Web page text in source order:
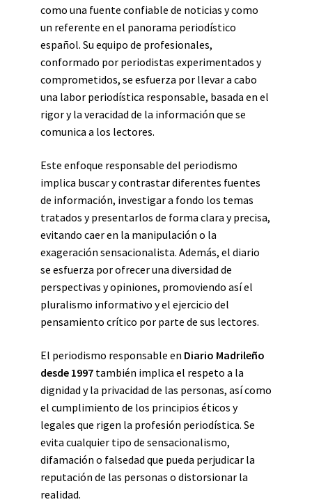
como una fuente confiable de noticias y como
un referente en el panorama periodístico
español. Su equipo de profesionales,
conformado por periodistas experimentados y
comprometidos, se esfuerza por llevar a cabo
una labor periodística responsable, basada en el
rigor y la veracidad de la información que se
comunica a los lectores.
Este enfoque responsable del periodismo
implica buscar y contrastar diferentes fuentes
de información, investigar a fondo los temas
tratados y presentarlos de forma clara y precisa,
evitando caer en la manipulación o la
exageración sensacionalista. Además, el diario
se esfuerza por ofrecer una diversidad de
perspectivas y opiniones, promoviendo así el
pluralismo informativo y el ejercicio del
pensamiento crítico por parte de sus lectores.
El periodismo responsable en Diario Madrileño
desde 1997 también implica el respeto a la
dignidad y la privacidad de las personas, así como
el cumplimiento de los principios éticos y
legales que rigen la profesión periodística. Se
evita cualquier tipo de sensacionalismo,
difamación o falsedad que pueda perjudicar la
reputación de las personas o distorsionar la
realidad.